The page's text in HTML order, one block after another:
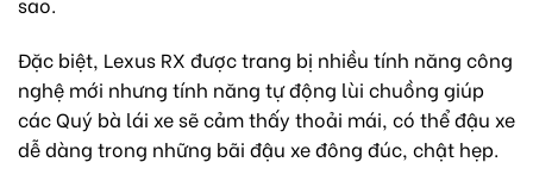
Đặc biệt, Lexus RX được trang bị nhiều tính năng công
nghệ mới nhưng tính năng tự động lùi chuồng giúp
các Quý bà lái xe sẽ cảm thấy thoải mái, có thể đậu xe
dễ dàng trong những bãi đậu xe đông đúc, chật hẹp.